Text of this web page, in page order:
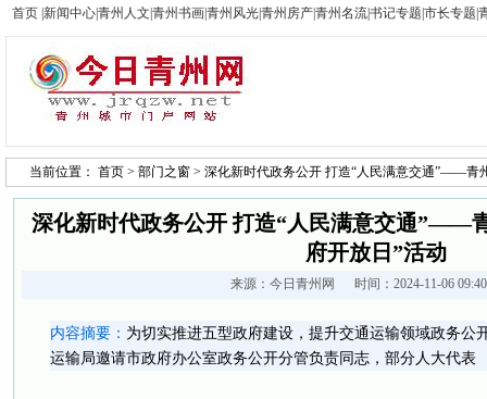
首页 新闻中心青州人文 青州书画青州风光青州房产青州名流书记专题 市长专题
当前位置： 首页 > 部门之窗 > 深化新时代政务公开 打造“人民满意交通”——青
深化新时代政务公开 打造“人民满意交通”——
府开放日”活动
来源： 今日青州网 时间：2024-11-06
内容摘要： 为切实推进五型政府建设，提升交通运输领域政务公
运输局邀请市政府办公室政务公开分管负责同志，部分人大代表